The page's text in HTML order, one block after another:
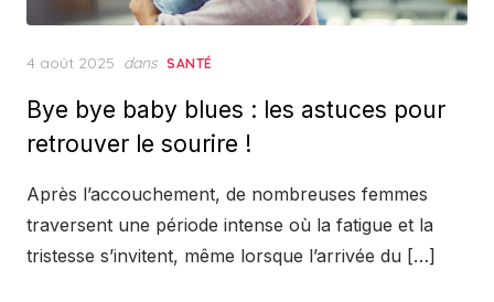
Posted
4 août 2025 dans SANTÉ
Bye bye baby blues : les astuces pour
retrouver le sourire !
Après l’accouchement, de nombreuses femmes
traversent une période intense où la fatigue et la
tristesse s’invitent, même lorsque l’arrivée du […]